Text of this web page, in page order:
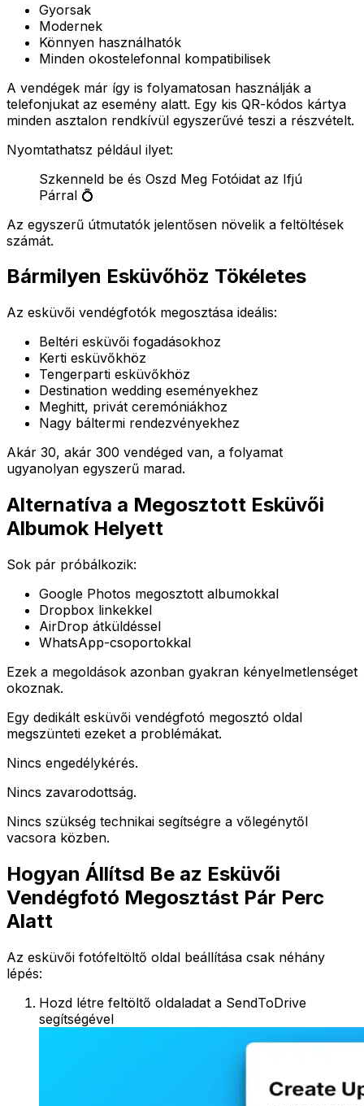
Gyorsak
Modernek
Könnyen használhatók
Minden okostelefonnal kompatibilisek
A vendégek már így is folyamatosan használják a
telefonjukat az esemény alatt. Egy kis QR-kódos kártya
minden asztalon rendkívül egyszerűvé teszi a részvételt.
Nyomtathatsz például ilyet:
Szkenneld be és Oszd Meg Fotóidat az Ifjú
Párral 💍
Az egyszerű útmutatók jelentősen növelik a feltöltések
számát.
Bármilyen Esküvőhöz Tökéletes
Az esküvői vendégfotók megosztása ideális:
Beltéri esküvői fogadásokhoz
Kerti esküvőkhöz
Tengerparti esküvőkhöz
Destination wedding eseményekhez
Meghitt, privát ceremóniákhoz
Nagy báltermi rendezvényekhez
Akár 30, akár 300 vendéged van, a folyamat
ugyanolyan egyszerű marad.
Alternatíva a Megosztott Esküvői
Albumok Helyett
Sok pár próbálkozik:
Google Photos megosztott albumokkal
Dropbox linkekkel
AirDrop átküldéssel
WhatsApp-csoportokkal
Ezek a megoldások azonban gyakran kényelmetlenséget
okoznak.
Egy dedikált esküvői vendégfotó megosztó oldal
megszünteti ezeket a problémákat.
Nincs engedélykérés.
Nincs zavarodottság.
Nincs szükség technikai segítségre a vőlegénytől
vacsora közben.
Hogyan Állítsd Be az Esküvői
Vendégfotó Megosztást Pár Perc
Alatt
Az esküvői fotófeltöltő oldal beállítása csak néhány
lépés:
Hozd létre feltöltő oldaladat a SendToDrive
segítségével